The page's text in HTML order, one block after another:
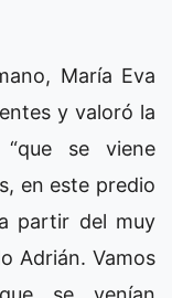
María Eva
y valoró la
se viene
en este predio
partir del muy
Adrián. Vamos